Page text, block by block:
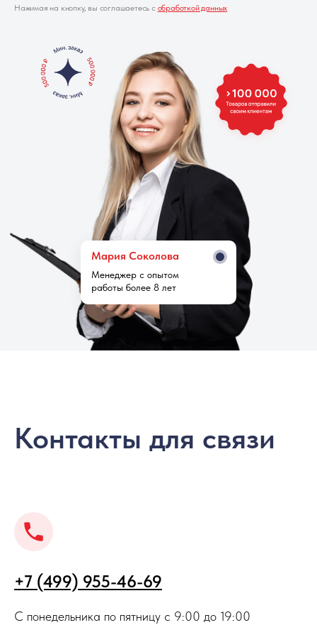
Менеджер с опытом
работы более 8 лет
Мария Cоколова
Нажимая на кнопку, вы соглашаетесь с обработкой данных
Контакты для связи
+7 (499) 955-46-69
С понедельника по пятницу с 9:00 до 19:00